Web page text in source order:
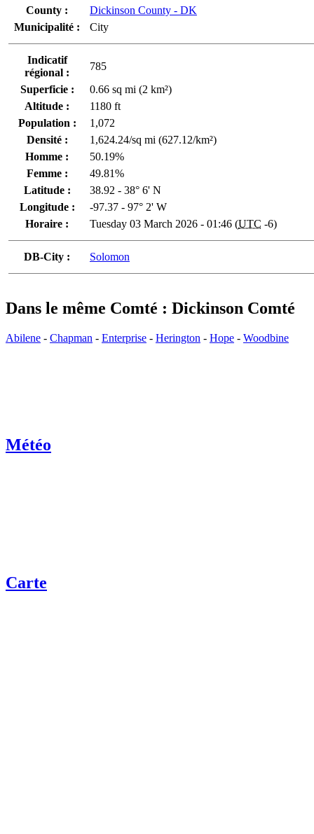
County :
Dickinson County - DK
Municipalité :
City
Indicatif
régional :
785
Superficie :
0.66 sq mi (2 km²)
Altitude :
1180 ft
Population :
1,072
Densité :
1,624.24/sq mi (627.12/km²)
Homme :
50.19%
Femme :
49.81%
Latitude :
38.92 - 38° 6' N
Longitude :
-97.37 - 97° 2' W
Horaire :
Tuesday 03 March 2026 - 01:46 (UTC -6)
DB-City : Solomon
Dans le même Comté : Dickinson Comté
Abilene - Chapman - Enterprise - Herington - Hope - Woodbine
Météo
Carte